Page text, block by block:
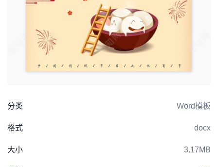
分类 Word模板
格式 docx
大小 3.17MB